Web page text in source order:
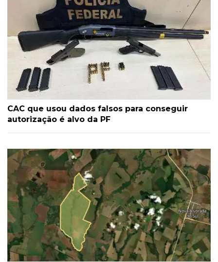
CAC que usou dados falsos para conseguir
autorização é alvo da PF